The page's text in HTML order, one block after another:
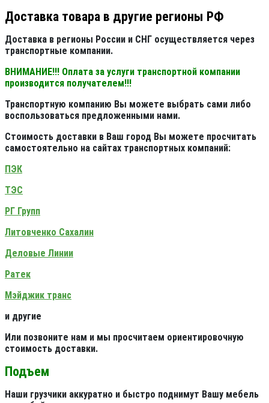
Доставка товара в другие регионы РФ
Доставка в регионы России и СНГ осуществляется через
транспортные компании.
ВНИМАНИЕ!!! Оплата за услуги транспортной компании
производится получателем!!!
Транспортную компанию Вы можете выбрать сами либо
воспользоваться предложенными нами.
Стоимость доставки в Ваш город Вы можете просчитать
самостоятельно на сайтах транспортных компаний:
ПЭК
ТЭС
РГ Групп
Литовченко Сахалин
Деловые Линии
Ратек
Мэйджик транс
и другие
Или позвоните нам и мы просчитаем ориентировочную
стоимость доставки.
Подъем
Наши грузчики аккуратно и быстро поднимут Вашу мебель